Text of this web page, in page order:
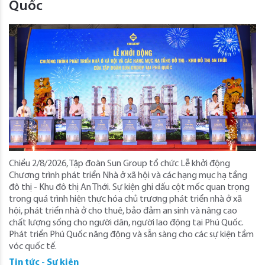
Quốc
Chiều 2/8/2026, Tập đoàn Sun Group tổ chức Lễ khởi động
Chương trình phát triển Nhà ở xã hội và các hạng mục hạ tầng
đô thị - Khu đô thị An Thới. Sự kiện ghi dấu cột mốc quan trọng
trong quá trình hiện thực hóa chủ trương phát triển nhà ở xã
hội, phát triển nhà ở cho thuê, bảo đảm an sinh và nâng cao
chất lượng sống cho người dân, người lao động tại Phú Quốc.
Phát triển Phú Quốc năng động và sẵn sàng cho các sự kiện tầm
vóc quốc tế.
Tin tức - Sự kiện